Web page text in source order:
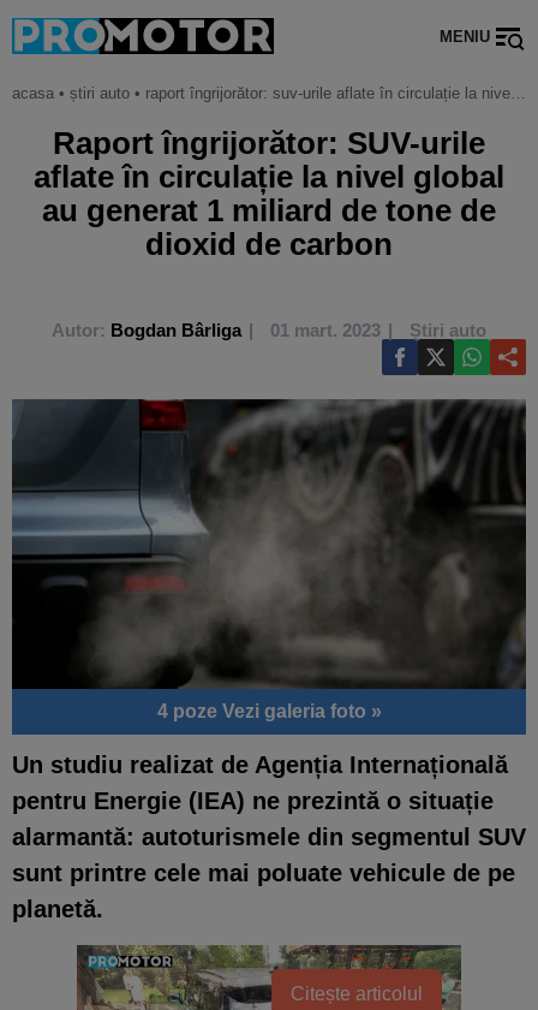
MENIU
acasa • știri auto • raport îngrijorător: suv-urile aflate în circulație la nivel global au generat 1 miliard de tone de dioxid de carbon
Raport îngrijorător: SUV-urile
aflate în circulație la nivel global
au generat 1 miliard de tone de
dioxid de carbon
Autor: Bogdan Bârliga 01 mart. 2023 Știri auto
4 poze Vezi galeria foto »
Un studiu realizat de Agenția Internațională
pentru Energie (IEA) ne prezintă o situație
alarmantă: autoturismele din segmentul SUV
sunt printre cele mai poluate vehicule de pe
planetă.
Citește articolul